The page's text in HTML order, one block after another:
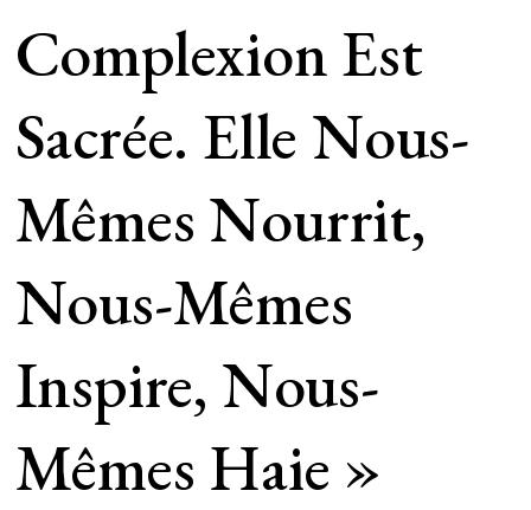
Complexion Est
Sacrée. Elle Nous-
Mêmes Nourrit,
Nous-Mêmes
Inspire, Nous-
Mêmes Haie »